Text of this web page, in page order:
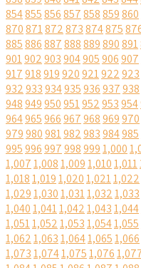
854855856857858859860
870871872873874875
885886887888889890891
901902903904905906907
917918919920921922923
932933934935936937938
948949950951952953954
964965966967968969970
979980981982983984985
9959969979989991,000
1,0071,0081,0091,0101,011
1,0181,0191,0201,0211,022
1,0291,0301,0311,0321,033
1,0401,0411,0421,0431,044
1,0511,0521,0531,0541,055
1,0621,0631,0641,0651,066
1,0731,0741,0751,076